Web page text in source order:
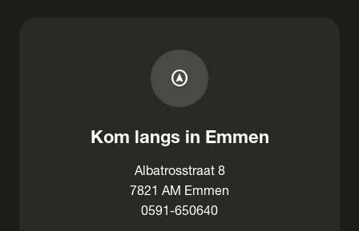
assistant_navigation
Kom langs in Emmen
Albatrosstraat 8
7821 AM Emmen
0591-650640